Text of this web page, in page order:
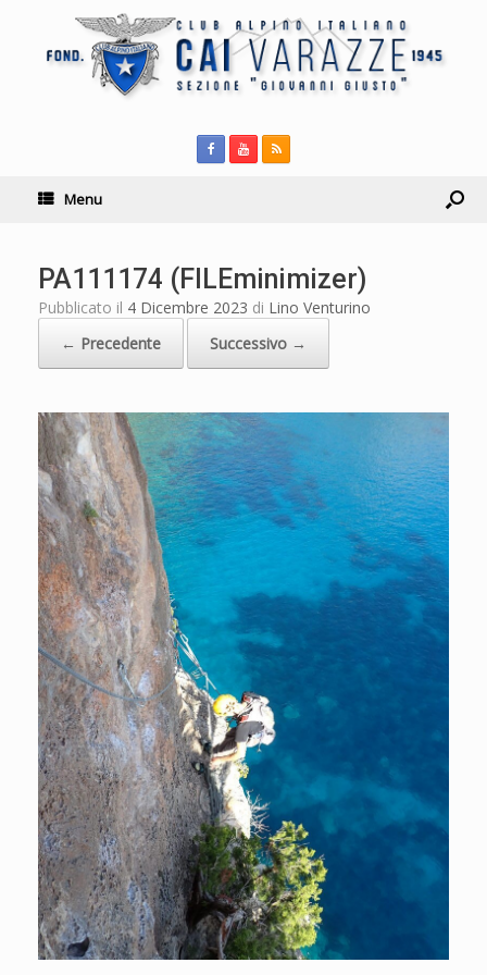
Menu
PA111174 (FILEminimizer)
Pubblicato il 4 Dicembre 2023 di Lino Venturino
← Precedente
Successivo →